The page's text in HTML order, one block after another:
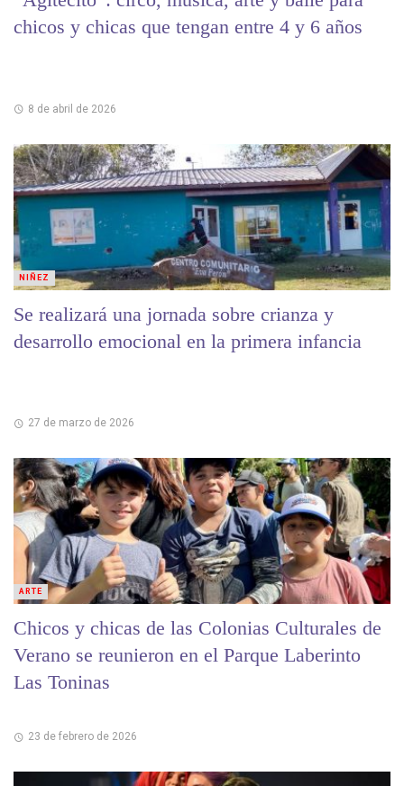
chicos y chicas que tengan entre 4 y 6 años
8 de abril de 2026
Se realizará una jornada sobre crianza y
desarrollo emocional en la primera infancia
27 de marzo de 2026
NIÑEZ
Chicos y chicas de las Colonias Culturales de
Verano se reunieron en el Parque Laberinto
Las Toninas
23 de febrero de 2026
ARTE